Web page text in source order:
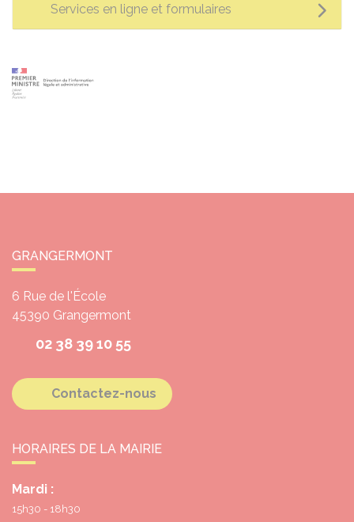
Services en ligne et formulaires
GRANGERMONT
6 Rue de l'École
45390 Grangermont
02 38 39 10 55
Contactez-nous
HORAIRES DE LA MAIRIE
Mardi :
15h30 - 18h30